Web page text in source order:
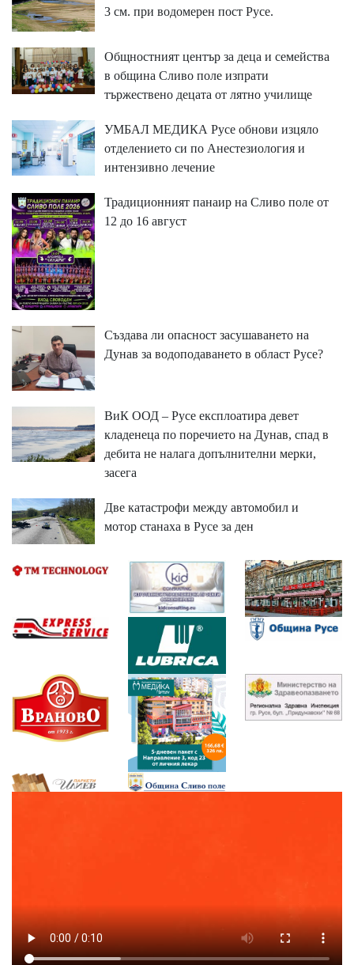
3 см. при водомерен пост Русе.
Общностният център за деца и семейства
в община Сливо поле изпрати
тържествено децата от лятно училище
УМБАЛ МЕДИКА Русе обнови изцяло
отделението си по Анестезиология и
интензивно лечение
Традиционният панаир на Сливо поле от
12 до 16 август
Създава ли опасност засушаването на
Дунав за водоподаването в област Русе?
ВиК ООД – Русе експлоатира девет
кладенеца по поречието на Дунав, спад в
дебита не налага допълнителни мерки,
засега
Две катастрофи между автомобил и
мотор станаха в Русе за ден